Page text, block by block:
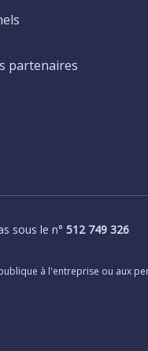
partenaires
sous le n° 512 749 326
à l'entreprise ou aux